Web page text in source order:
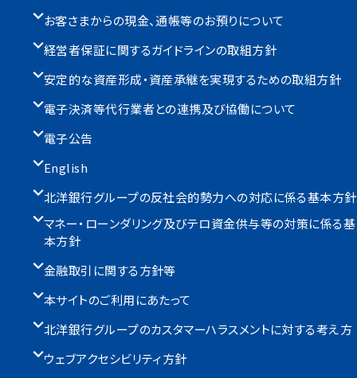
お客さまからの現金、通帳等のお預りについて
経営者保証に関するガイドラインの取組方針
安定的な資産形成・資産承継を実現するための取組方針
電子決済等代行業者との連携及び協働について
電子公告
English
北洋銀行グループの反社会的勢力への対応に係る基本方針
マネー・ローンダリング及びテロ資金供与等の対策に係る基
本方針
金融取引に関する方針等
本サイトのご利用にあたって
北洋銀行グループのカスタマーハラスメントに対する考え方
ウェブアクセシビリティ方針